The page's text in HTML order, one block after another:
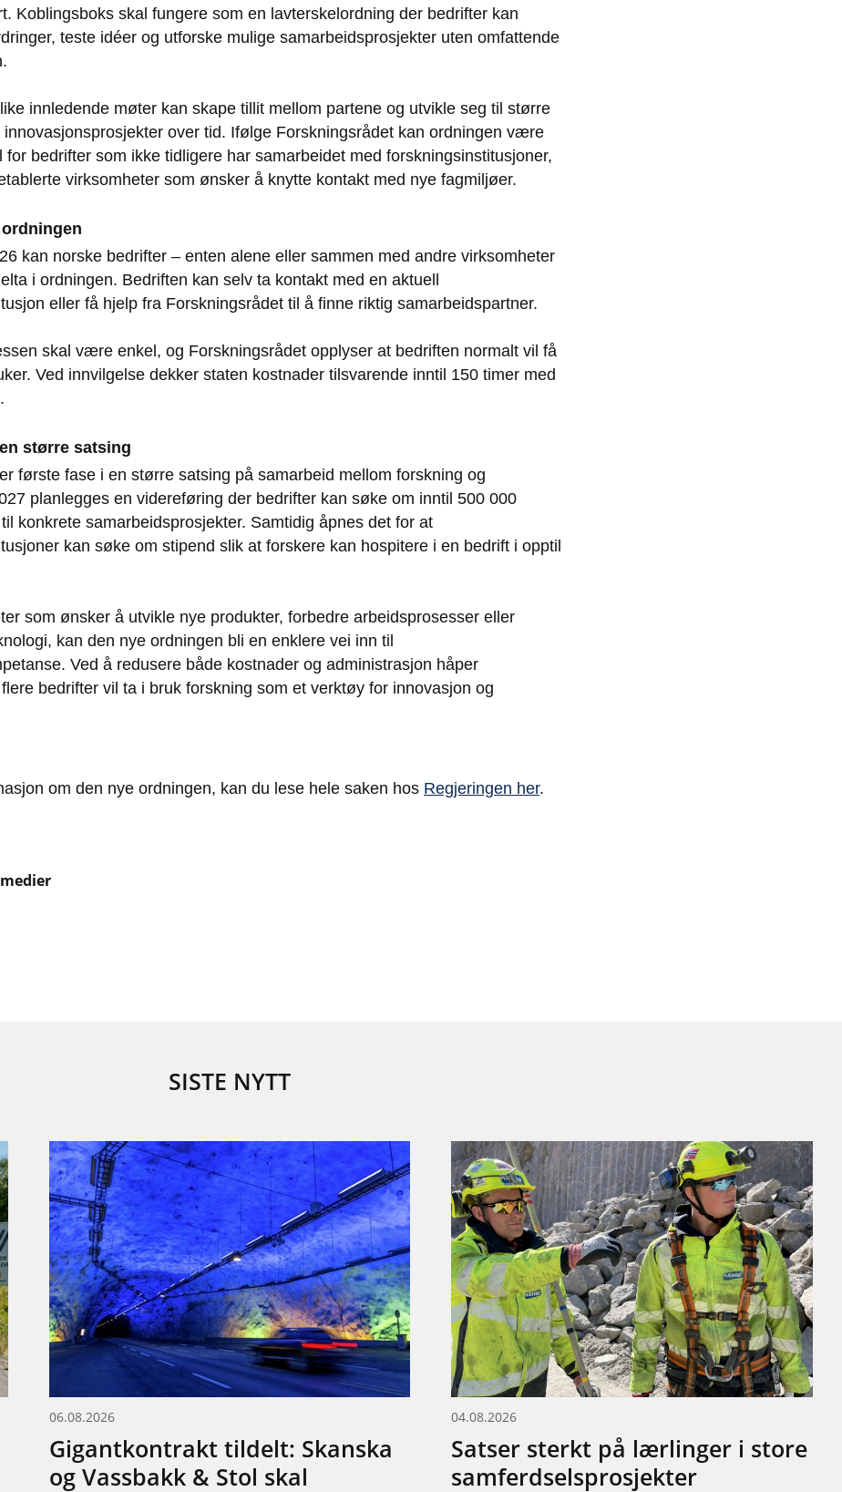
Koblingsboks skal fungere som en lavterskelordning der bedrifter kan
teste idéer og utforske mulige samarbeidsprosjekter uten omfattende
innledende møter kan skape tillit mellom partene og utvikle seg til større
innovasjonsprosjekter over tid. Ifølge Forskningsrådet kan ordningen være
bedrifter som ikke tidligere har samarbeidet med forskningsinstitusjoner,
virksomheter som ønsker å knytte kontakt med nye fagmiljøer.
kan norske bedrifter – enten alene eller sammen med andre virksomheter
i ordningen. Bedriften kan selv ta kontakt med en aktuell
eller få hjelp fra Forskningsrådet til å finne riktig samarbeidspartner.
skal være enkel, og Forskningsrådet opplyser at bedriften normalt vil få
Ved innvilgelse dekker staten kostnader tilsvarende inntil 150 timer med
større satsing
første fase i en større satsing på samarbeid mellom forskning og
planlegges en videreføring der bedrifter kan søke om inntil 500 000
konkrete samarbeidsprosjekter. Samtidig åpnes det for at
kan søke om stipend slik at forskere kan hospitere i en bedrift i opptil
som ønsker å utvikle nye produkter, forbedre arbeidsprosesser eller
kan den nye ordningen bli en enklere vei inn til
Ved å redusere både kostnader og administrasjon håper
bedrifter vil ta i bruk forskning som et verktøy for innovasjon og
om den nye ordningen, kan du lese hele saken hos Regjeringen her.
SISTE NYTT
06.08.2026
Gigantkontrakt tildelt: Skanska
og Vassbakk & Stol skal
04.08.2026
Satser sterkt på lærlinger i store
samferdselsprosjekter